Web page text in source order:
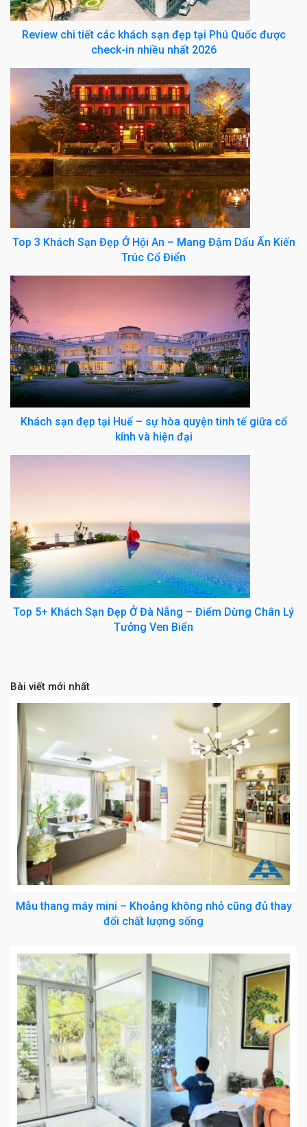
Review chi tiết các khách sạn đẹp tại Phú Quốc được
check-in nhiều nhất 2026
Top 3 Khách Sạn Đẹp Ở Hội An – Mang Đậm Dấu Ấn Kiến
Trúc Cổ Điển
Khách sạn đẹp tại Huế – sự hòa quyện tinh tế giữa cổ
kính và hiện đại
Top 5+ Khách Sạn Đẹp Ở Đà Nẵng – Điểm Dừng Chân Lý
Tưởng Ven Biển
Bài viết mới nhất
Mẫu thang máy mini – Khoảng không nhỏ cũng đủ thay
đổi chất lượng sống